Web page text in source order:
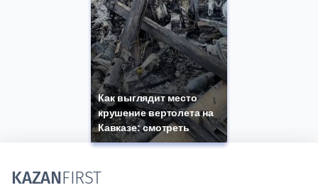
Как выглядит место
крушение вертолета на
Кавказе: смотреть
KAZANFIRST